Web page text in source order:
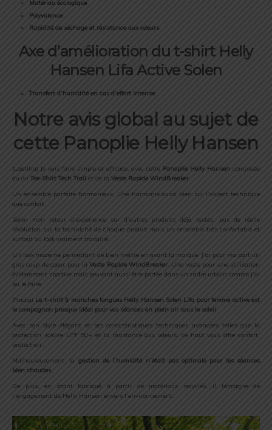
Matériau écologique
Polyvalence
Rapidité de séchage et résistance aux odeurs
Axe d’amélioration du t-shirt Helly
Hansen Lifa Active Solen
Transfert d’humidité en cas d’effort intense
Notre avis global au sujet de
cette Panoplie Helly Hansen
(Laetitia) Je vais faire simple et efficace, avec cette Panoplie Helly Hansen composée
du du Tee-Shirt Tech Trail et de la Veste Rapide WindBreaker.
Un ensemble parfaite harmonieux. Une harmonie aussi bien sur l’aspect technique
que confort.
Selon mon retour d’expérience sur d’autres produits déjà testés, pas de réelle
révolution sur la technicité de chaque produit mais un ensemble très confortable et
surtout au look vraiment travaillé.
Un look moderne permettant de bien mettre en avant la marque. J’ai pour ma part un
gros coup de cœur pour laVeste Rapide WindBreaker. Une veste pour une utilisation
évidemment sportive mais pouvant aussi être portée dans un cadre urbain comme j’ai
pu le faire.
(Nadia) Le t-shirt à manches longues Helly Hansen Solen Lifa pour femme active est
le compagnon presque idéal pour vos séances en plein air sous le soleil.
Avec son style élégant et ses caractéristiques techniques avancées telles que la
protection solaire UPF 50+ et la résistance aux odeurs, ce haut vous offre confort,
protection.
Malheureusement, la gestion de l’humidité n’était pas optimale pour les séances
bien chaudes.
De plus, en étant fabriqué à partir de matériaux recyclés, il témoigne de
l’engagement de Helly Hansen envers l’environnement.